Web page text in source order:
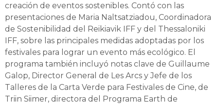
creación de eventos sostenibles. Contó con las
presentaciones de Maria Naltsatziadou, Coordinadora
de Sostenibilidad del Reikiavik IFF y del Thessaloniki
IFF, sobre las principales medidas adoptadas por los
festivales para lograr un evento más ecológico. El
programa también incluyó notas clave de Guillaume
Galop, Director General de Les Arcs y Jefe de los
Talleres de la Carta Verde para Festivales de Cine, de
Triin Siimer, directora del Programa Earth de